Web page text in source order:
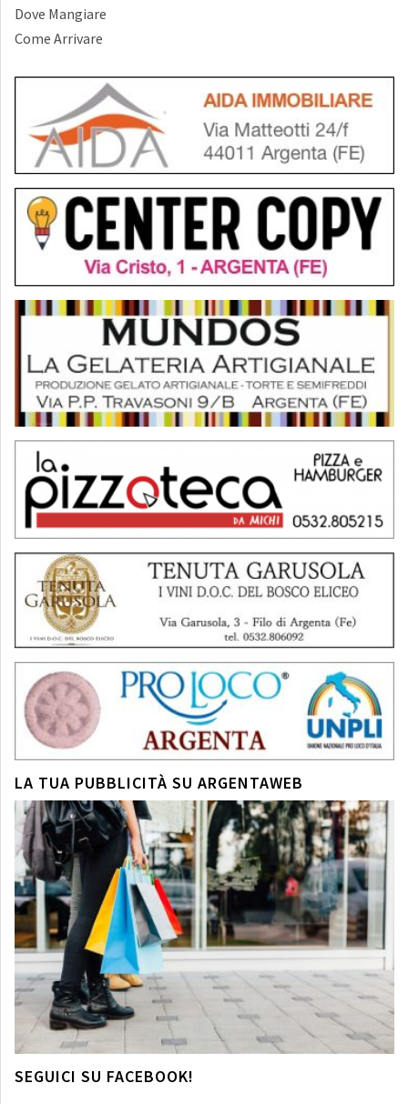
Dove Mangiare
Come Arrivare
LA TUA PUBBLICITÀ SU ARGENTAWEB
SEGUICI SU FACEBOOK!